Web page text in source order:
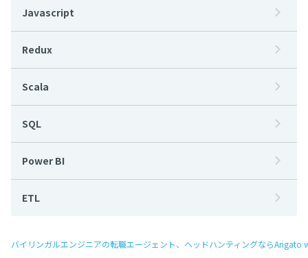
Javascript
Redux
Scala
SQL
Power BI
ETL
バイリンガルエンジニアの転職エージェント、ヘッドハンティングならArigato